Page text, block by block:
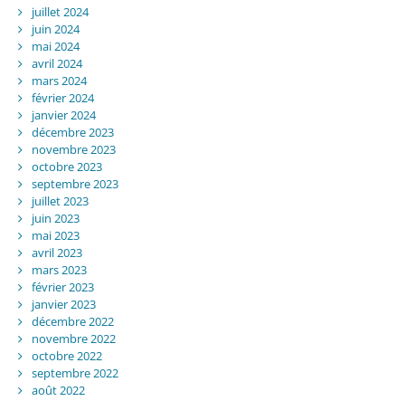
juillet 2024
juin 2024
mai 2024
avril 2024
mars 2024
février 2024
janvier 2024
décembre 2023
novembre 2023
octobre 2023
septembre 2023
juillet 2023
juin 2023
mai 2023
avril 2023
mars 2023
février 2023
janvier 2023
décembre 2022
novembre 2022
octobre 2022
septembre 2022
août 2022